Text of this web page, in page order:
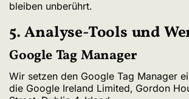
bleiben unberührt.
5. Analyse-Tools und
Google Tag Manager
Wir setzen den Google Tag Manager
die Google Ireland Limited, Gordon